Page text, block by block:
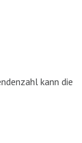
kann die